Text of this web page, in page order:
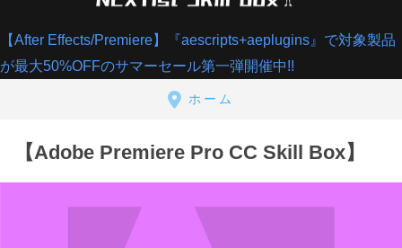
【After Effects/Premiere】『aescripts+aeplugins』で対象製品
が最大50%OFFのサマーセール第一弾開催中!!
ホーム
【Adobe Premiere Pro CC Skill Box】